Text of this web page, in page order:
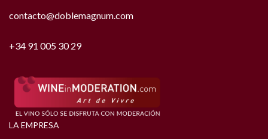
contacto@doblemagnum.com
+34 91 005 30 29
LA EMPRESA